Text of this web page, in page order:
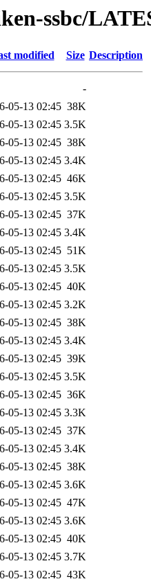
ssbc/
modified Size Description
-
05-13 02:45 38K
05-13 02:45 3.5K
05-13 02:45 38K
05-13 02:45 3.4K
05-13 02:45 46K
05-13 02:45 3.5K
05-13 02:45 37K
05-13 02:45 3.4K
05-13 02:45 51K
05-13 02:45 3.5K
05-13 02:45 40K
05-13 02:45 3.2K
05-13 02:45 38K
05-13 02:45 3.4K
05-13 02:45 39K
05-13 02:45 3.5K
05-13 02:45 36K
05-13 02:45 3.3K
05-13 02:45 37K
05-13 02:45 3.4K
05-13 02:45 38K
05-13 02:45 3.6K
05-13 02:45 47K
05-13 02:45 3.6K
05-13 02:45 40K
05-13 02:45 3.7K
05-13 02:45 43K